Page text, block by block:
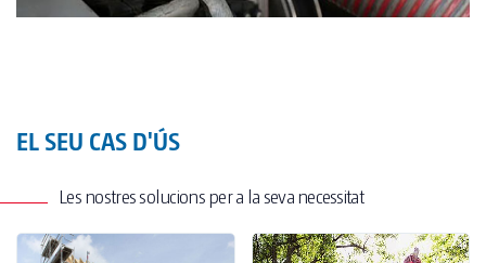
EL SEU CAS D'ÚS
Les nostres solucions per a la seva necessitat